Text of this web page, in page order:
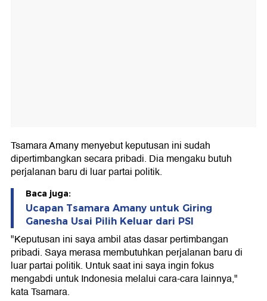
Tsamara Amany menyebut keputusan ini sudah
dipertimbangkan secara pribadi. Dia mengaku butuh
perjalanan baru di luar partai politik.
Baca juga:
Ucapan Tsamara Amany untuk Giring
Ganesha Usai Pilih Keluar dari PSI
"Keputusan ini saya ambil atas dasar pertimbangan
pribadi. Saya merasa membutuhkan perjalanan baru di
luar partai politik. Untuk saat ini saya ingin fokus
mengabdi untuk Indonesia melalui cara-cara lainnya,"
kata Tsamara.